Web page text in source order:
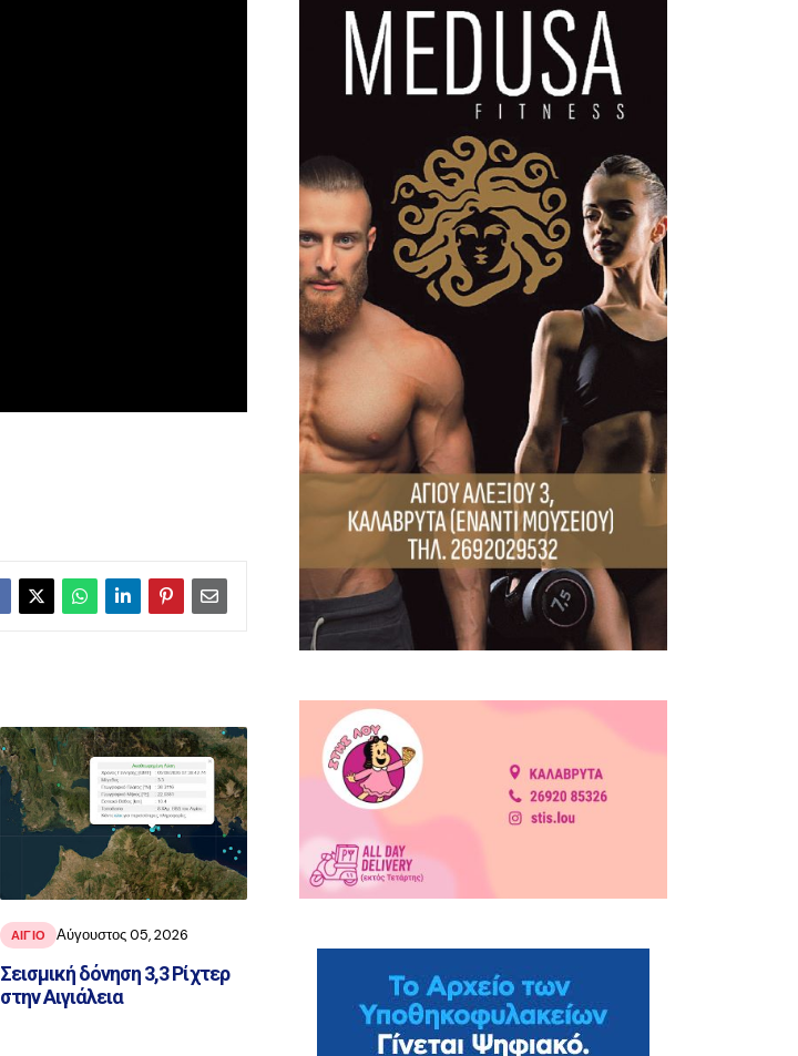
ΑΙΓΙΟ Αύγουστος 05, 2026
Σεισμική δόνηση 3,3 Ρίχτερ
στην Αιγιάλεια